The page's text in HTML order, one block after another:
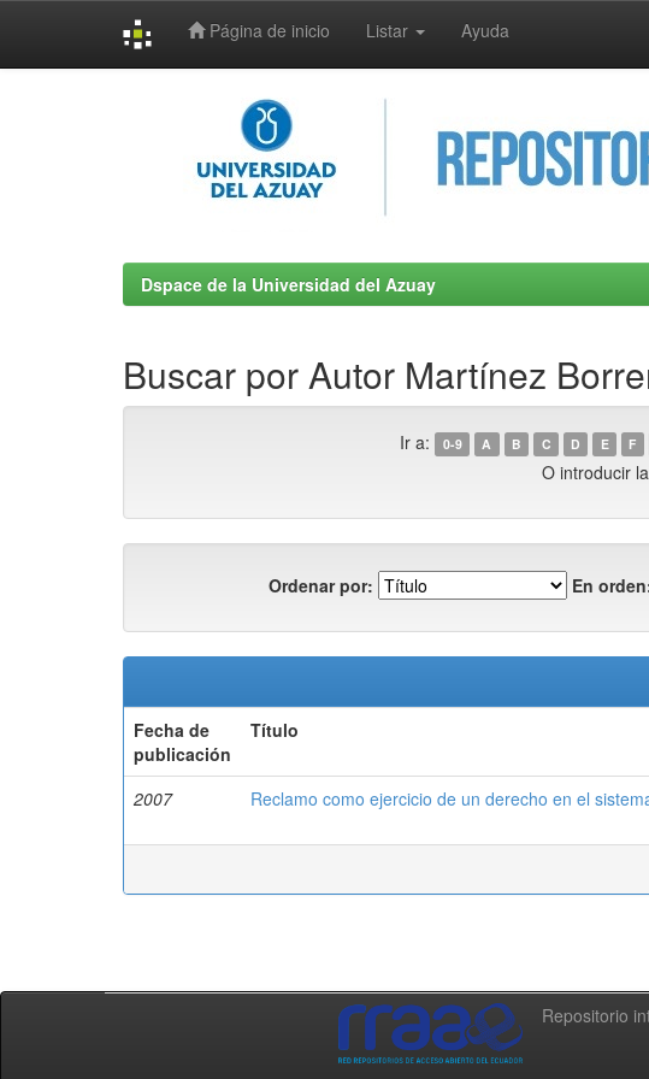
Página de inicio Listar Ayuda
Dspace de la Universidad del Azuay
Buscar por Autor Martínez
Ir a: 0-9 A B C D E F
O introducir
Ordenar por: En
Fecha de
publicación
Título
2007 Reclamo como ejercicio de un derecho en el
Repositorio